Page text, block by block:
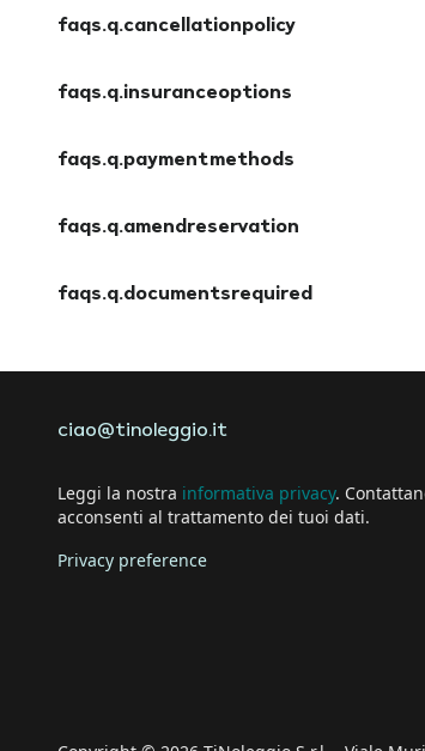
faqs.q.cancellationpolicy
faqs.q.insuranceoptions
faqs.q.paymentmethods
faqs.q.amendreservation
faqs.q.documentsrequired
ciao@tinoleggio.it
Leggi la nostra informativa privacy.
acconsenti al trattamento dei tuoi dati.
Privacy preference